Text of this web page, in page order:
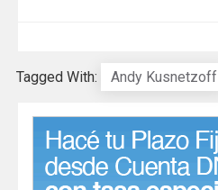
Tagged With: Andy Kusnetzoff